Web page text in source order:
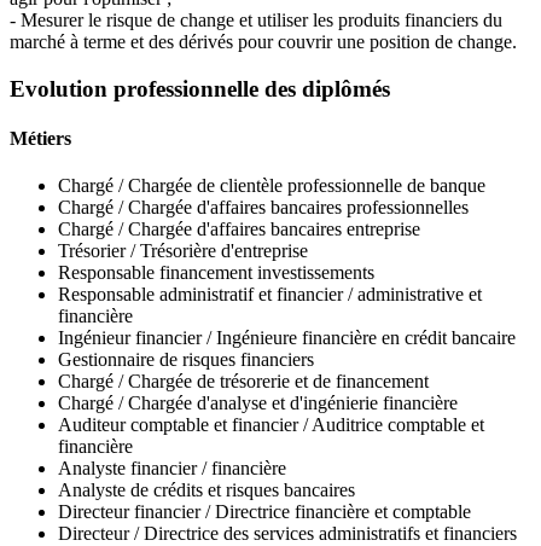
- Mesurer le risque de change et utiliser les produits financiers du
marché à terme et des dérivés pour couvrir une position de change.
Evolution professionnelle des diplômés
Métiers
Chargé / Chargée de clientèle professionnelle de banque
Chargé / Chargée d'affaires bancaires professionnelles
Chargé / Chargée d'affaires bancaires entreprise
Trésorier / Trésorière d'entreprise
Responsable financement investissements
Responsable administratif et financier / administrative et
financière
Ingénieur financier / Ingénieure financière en crédit bancaire
Gestionnaire de risques financiers
Chargé / Chargée de trésorerie et de financement
Chargé / Chargée d'analyse et d'ingénierie financière
Auditeur comptable et financier / Auditrice comptable et
financière
Analyste financier / financière
Analyste de crédits et risques bancaires
Directeur financier / Directrice financière et comptable
Directeur / Directrice des services administratifs et financiers